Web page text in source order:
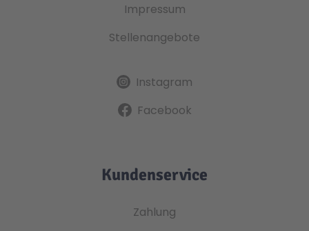
Impressum
Stellenangebote
Instagram
Facebook
Kundenservice
Zahlung